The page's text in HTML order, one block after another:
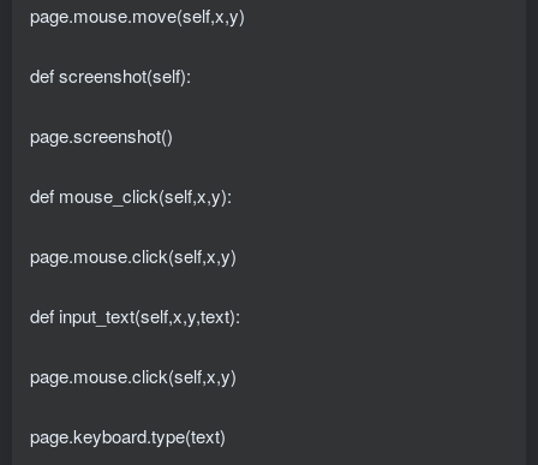
page.mouse.move(self,x,y)
def screenshot(self):
page.screenshot()
def mouse_click(self,x,y):
page.mouse.click(self,x,y)
def input_text(self,x,y,text):
page.mouse.click(self,x,y)
page.keyboard.type(text)